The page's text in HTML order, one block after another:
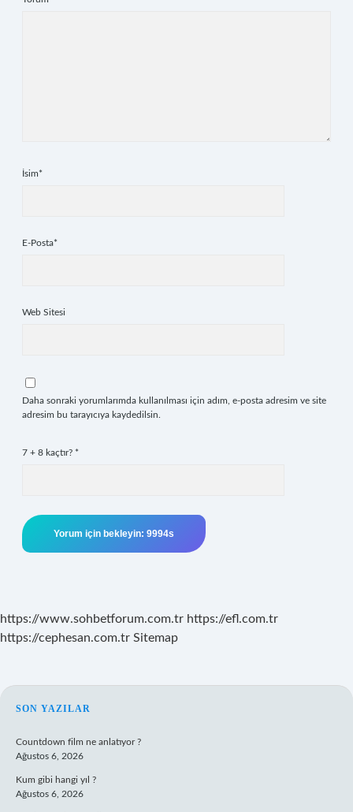
İsim*
E-Posta*
Web Sitesi
Daha sonraki yorumlarımda kullanılması için adım, e-posta adresim ve site
adresim bu tarayıcıya kaydedilsin.
7 + 8 kaçtır? *
https://www.sohbetforum.com.tr https://efl.com.tr
https://cephesan.com.tr Sitemap
SIDEBAR
SON YAZILAR
Countdown film ne anlatıyor ?
Ağustos 6, 2026
Kum gibi hangi yıl ?
Ağustos 6, 2026